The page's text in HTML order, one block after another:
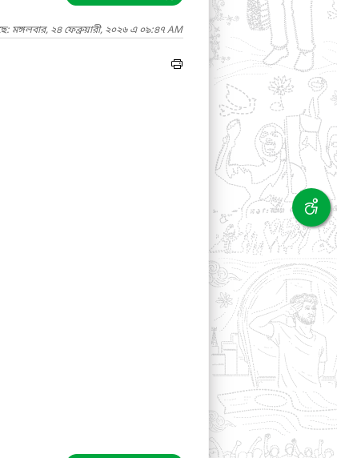
মঙ্গলবার, ২৪ ফেব্রুয়ারী, ২০২৬ এ ০৯:৪৭ AM